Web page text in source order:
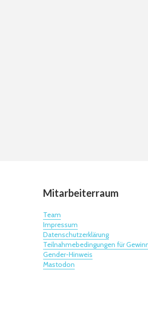
Mitarbeiterraum
Team
Impressum
Datenschutzerklärung
Teilnahmebedingungen für
Gender-Hinweis
Mastodon